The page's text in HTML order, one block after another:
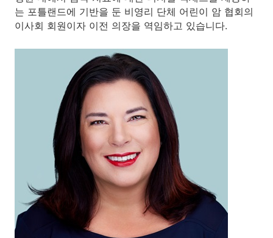
는 포틀랜드에 기반을 둔 비영리 단체 어린이 암 협회의
이사회 회원이자 이전 의장을 역임하고 있습니다.